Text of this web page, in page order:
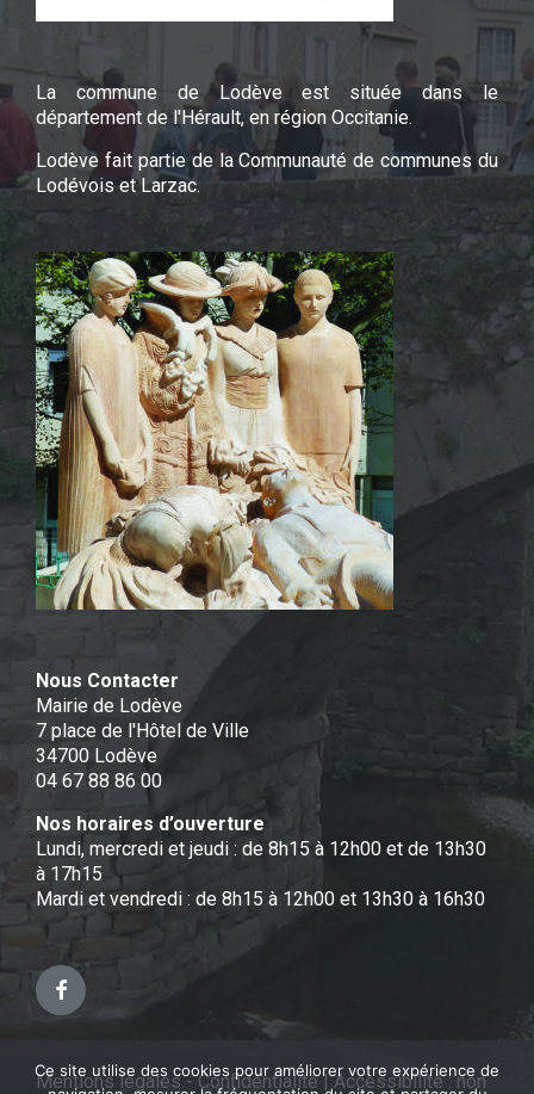
La commune de Lodève est située dans le
département de l'Hérault, en région Occitanie.
Lodève fait partie de la Communauté de communes du
Lodévois et Larzac.
Nous Contacter
Mairie de Lodève
7 place de l'Hôtel de Ville
34700 Lodève
04 67 88 86 00
Nos horaires d’ouverture
Lundi, mercredi et jeudi : de 8h15 à 12h00 et de 13h30
à 17h15
Mardi et vendredi : de 8h15 à 12h00 et 13h30 à 16h30
Facebook
Mentions légales - Confidentialité|Accessibilité : non
Ce site utilise des cookies pour améliorer votre expérience de